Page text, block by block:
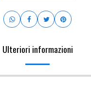
Ulteriori informazioni